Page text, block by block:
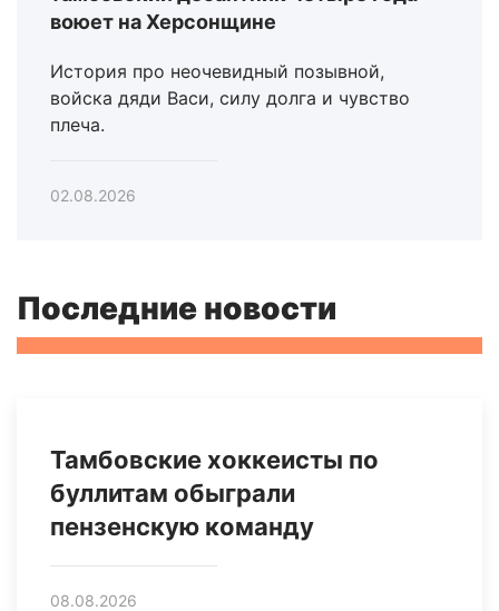
воюет на Херсонщине
История про неочевидный позывной,
войска дяди Васи, силу долга и чувство
плеча.
02.08.2026
Последние новости
Тамбовские хоккеисты по
буллитам обыграли
пензенскую команду
08.08.2026